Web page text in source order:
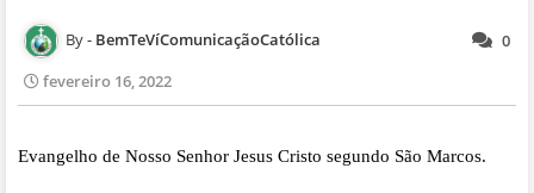
0
BemTeVíComunicaçãoCatólica
fevereiro 16, 2022
Evangelho de Nosso Senhor Jesus Cristo segundo São Marcos.